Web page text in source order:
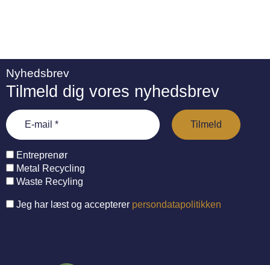
Nyhedsbrev
Tilmeld dig vores nyhedsbrev
Entreprenør
Metal Recycling
Waste Recyling
Jeg har læst og accepterer persondatapolitikken